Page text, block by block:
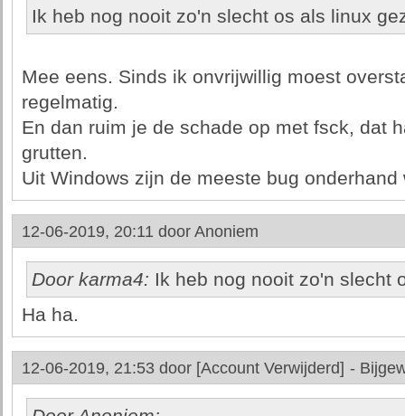
Ik heb nog nooit zo'n slecht os als linux
Mee eens. Sinds ik onvrijwillig moest
regelmatig.
En dan ruim je de schade op met fsck, dat
grutten.
Uit Windows zijn de meeste bug
12-06-2019, 20:11 door Anoniem
Door karma4: Ik heb nog nooit zo'n slecht
Ha ha.
12-06-2019, 21:53 door [Account Verwijderd] -